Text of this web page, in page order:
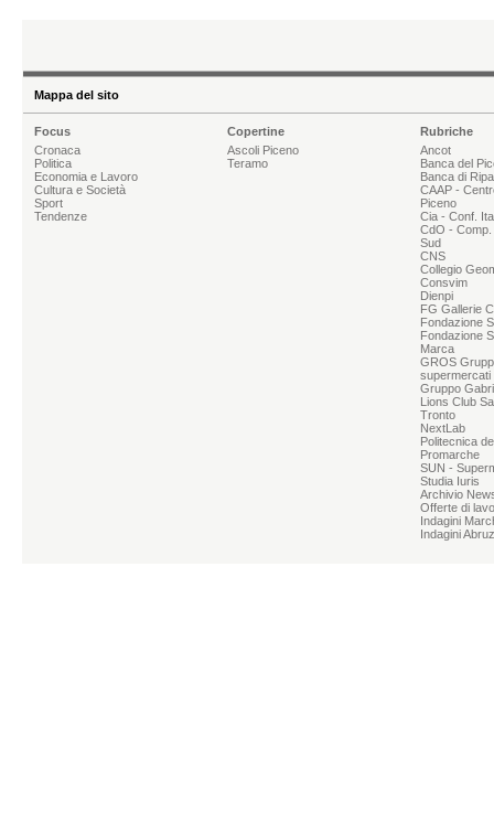
Mappa del sito
Focus
Cronaca
Politica
Economia e Lavoro
Cultura e Società
Sport
Tendenze
Copertine
Ascoli Piceno
Teramo
Rubriche
Ancot
Banca del
Banca di
CAAP -
Piceno
Cia - Conf.
CdO -
Sud
CNS
Collegio
Consvim
Dienpi
FG Gallerie
Fondazione
Fondazione
Marca
GROS
supermercati
Gruppo
Lions Club
Tronto
NextLab
Politecnica
Promarche
SUN -
Studia Iuris
Archivio
Offerte di
Indagini
Indagini